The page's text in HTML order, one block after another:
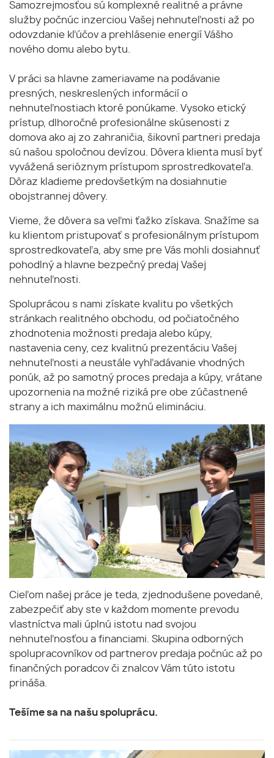
Samozrejmosťou sú komplexné realitné a právne
služby počnúc inzerciou Vašej nehnuteľnosti až po
odovzdanie kľúčov a prehlásenie energií Vášho
nového domu alebo bytu.
V práci sa hlavne zameriavame na podávanie
presných, neskreslených informácií o
nehnuteľnostiach ktoré ponúkame. Vysoko etický
prístup, dlhoročné profesionálne skúsenosti z
domova ako aj zo zahraničia, šikovní partneri predaja
sú našou spoločnou devízou. Dôvera klienta musí byť
vyvážená serióznym prístupom sprostredkovateľa.
Dôraz kladieme predovšetkým na dosiahnutie
obojstrannej dôvery.
Vieme, že dôvera sa veľmi ťažko získava. Snažíme sa
ku klientom pristupovať s profesionálnym prístupom
sprostredkovateľa, aby sme pre Vás mohli dosiahnuť
pohodlný a hlavne bezpečný predaj Vašej
nehnuteľnosti.
Spoluprácou s nami získate kvalitu po všetkých
stránkach realitného obchodu, od počiatočného
zhodnotenia možnosti predaja alebo kúpy,
nastavenia ceny, cez kvalitnú prezentáciu Vašej
nehnuteľnosti a neustále vyhľadávanie vhodných
ponúk, až po samotný proces predaja a kúpy, vrátane
upozornenia na možné riziká pre obe zúčastnené
strany a ich maximálnu možnú elimináciu.
Cieľom našej práce je teda, zjednodušene povedané,
zabezpečiť aby ste v každom momente prevodu
vlastníctva mali úplnú istotu nad svojou
nehnuteľnosťou a financiami. Skupina odborných
spolupracovníkov od partnerov predaja počnúc až po
finančných poradcov či znalcov Vám túto istotu
prináša.
Tešíme sa na našu spoluprácu.